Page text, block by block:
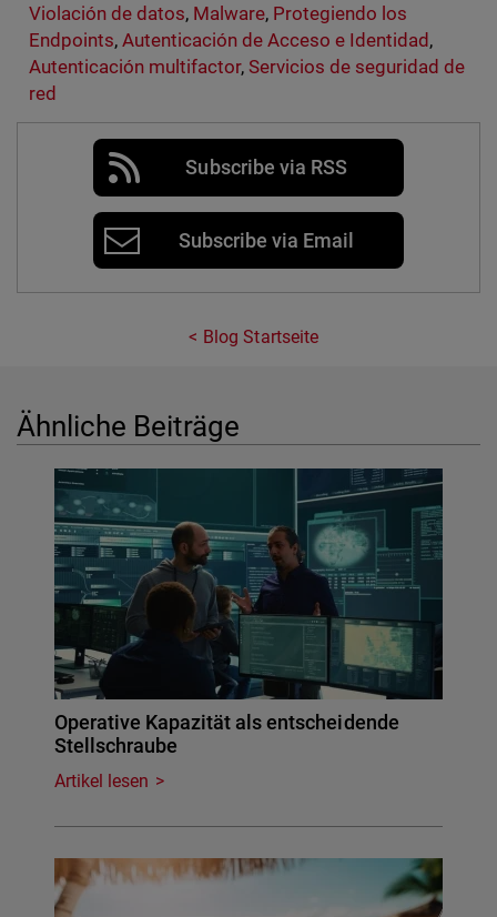
Violación de datos, Malware, Protegiendo los
Endpoints, Autenticación de Acceso e Identidad ,
Autenticación multifactor, Servicios de seguridad de
red
Subscribe via RSS
Subscribe via Email
Blog Startseite
Ähnliche Beiträge
Operative Kapazität als entscheidende
Stellschraube
Artikel lesen